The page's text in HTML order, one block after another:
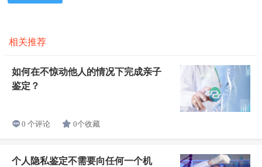
相关推荐
如何在不惊动他人的情况下完成亲子
鉴定？
0 个评论 0个收藏
个人隐私鉴定不需要向任何一个机